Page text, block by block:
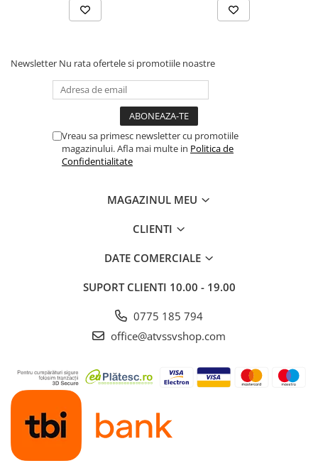
Newsletter Nu rata ofertele si promotiile noastre
Vreau sa primesc newsletter cu promotiile
magazinului. Afla mai multe in Politica de
Confidentialitate
MAGAZINUL MEU
CLIENTI
DATE COMERCIALE
SUPORT CLIENTI 10.00 - 19.00
0775 185 794
office@atvssvshop.com